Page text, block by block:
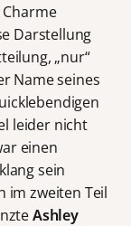
Darstellung
„nur“
Name seines
leider nicht
einen
sein
im zweiten Teil
Ashley